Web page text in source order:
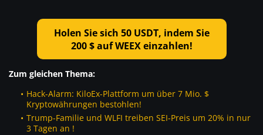
Holen Sie sich 50 USDT, indem Sie
200 $ auf WEEX einzahlen!
Zum gleichen Thema:
Hack-Alarm: KiloEx-Plattform um über 7 Mio. $
Kryptowährungen bestohlen!
Trump-Familie und WLFI treiben SEI-Preis um 20% in nur
3 Tagen an !